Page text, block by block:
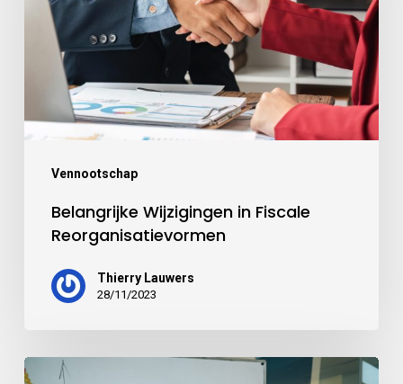
Vennootschap
Belangrijke Wijzigingen in Fiscale
Reorganisatievormen
Thierry Lauwers
28/11/2023